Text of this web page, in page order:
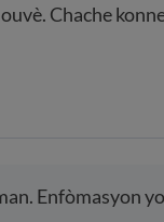
Chache
Enfòmasyon